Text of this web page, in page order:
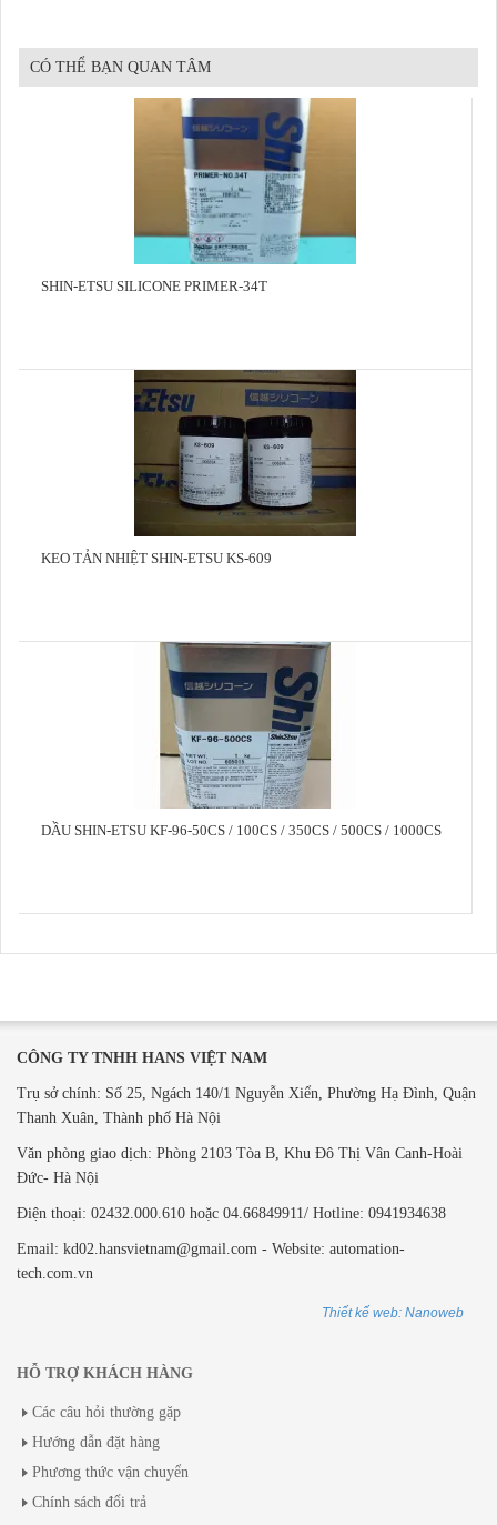
CÓ THỂ BẠN QUAN TÂM
SHIN-ETSU SILICONE PRIMER-34T
KEO TẢN NHIỆT SHIN-ETSU KS-609
DẦU SHIN-ETSU KF-96-50CS / 100CS / 350CS / 500CS / 1000CS
CÔNG TY TNHH HANS VIỆT NAM
Trụ sở chính: Số 25, Ngách 140/1 Nguyễn Xiển, Phường Hạ Đình, Quận
Thanh Xuân, Thành phố Hà Nội
Văn phòng giao dịch: ​Phòng 2103 Tòa B, Khu Đô Thị Vân Canh-Hoài
Đức- Hà Nội
Điện thoại: 02432.000.610 hoặc 04.66849911/ Hotline: 0941934638
Email: kd02.hansvietnam@gmail.com - Website: automation-
tech.com.vn
Thiết kế web: Nanoweb
HỖ TRỢ KHÁCH HÀNG
Các câu hỏi thường gặp
Hướng dẫn đặt hàng
Phương thức vận chuyển
Chính sách đổi trả